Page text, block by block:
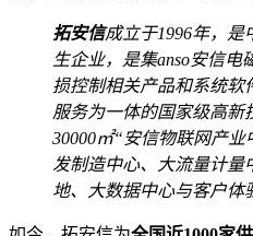
拓安信成立于1996年，是
生企业，是集anso安信
损控制相关产品和系统软
服务为一体的国家级高新
30000㎡“安信物联网产
发制造中心、大流量计量
地、大数据中心与客户体